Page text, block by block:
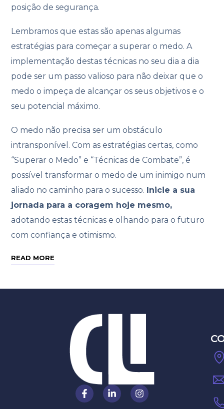
posição de segurança.
Lembramos que estas são apenas algumas
estratégias para começar a superar o medo. A
implementação destas técnicas no seu dia a dia
pode ser um passo valioso para não deixar que o
medo o impeça de alcançar os seus objetivos e o
seu potencial máximo.
O medo não precisa ser um obstáculo
intransponível. Com as estratégias certas, como
“Superar o Medo” e “Técnicas de Combate”, é
possível transformar o medo de um inimigo num
aliado no caminho para o sucesso. Inicie a sua
jornada para a coragem hoje mesmo,
adotando estas técnicas e olhando para o futuro
com confiança e otimismo.
READ MORE